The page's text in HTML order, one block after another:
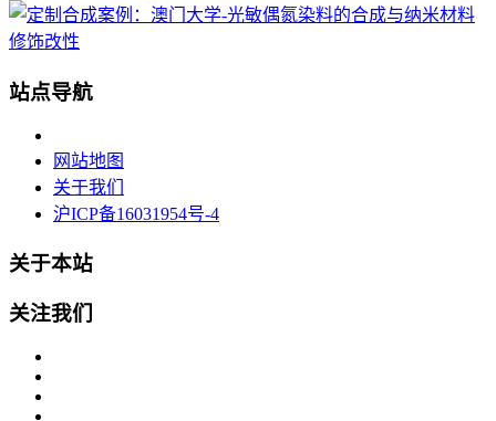
站点导航
网站地图
关于我们
沪ICP备16031954号-4
关于本站
关注我们